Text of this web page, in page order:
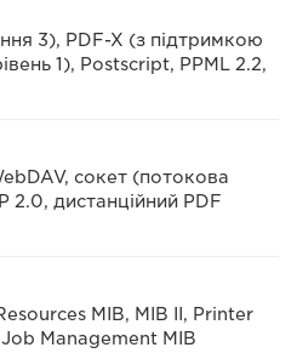
3), PDF-X (з підтримкою
1), Postscript, PPML 2.2,
сокет (потокова
2.0, дистанційний PDF
MIB, MIB II, Printer
Management MIB